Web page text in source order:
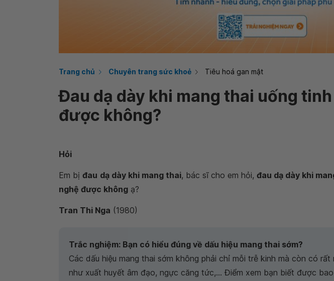
Trang chủ Chuyên trang sức khoẻ Tiêu hoá gan mật
Đau dạ dày khi mang thai uống
được không?
Hỏi
Em bị đau dạ dày khi mang thai, bác sĩ cho em hỏi, đau dạ dày khi
nghệ được không ạ?
Tran Thi Nga (1980)
Trắc nghiệm: Bạn có hiểu đúng về dấu hiệu mang thai sớm?
Các dấu hiệu mang thai sớm không phải chỉ mỗi trễ kinh mà còn có rất
như xuất huyết âm đạo, ngực căng tức,… Điểm xem bạn biết được bao